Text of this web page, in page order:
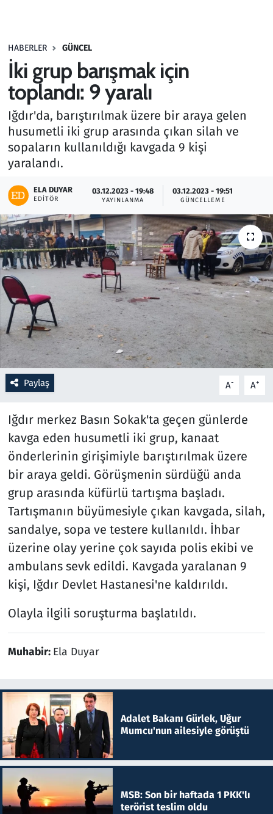
HABERLER GÜNCEL
İki grup barışmak için
toplandı: 9 yaralı
Iğdır'da, barıştırılmak üzere bir araya gelen
husumetli iki grup arasında çıkan silah ve
sopaların kullanıldığı kavgada 9 kişi
yaralandı.
ELA DUYAR
EDITÖR
03.12.2023 - 19:48
YAYINLANMA
03.12.2023 - 19:51
GÜNCELLEME
Paylaş A- A+
Iğdır merkez Basın Sokak'ta geçen günlerde
kavga eden husumetli iki grup, kanaat
önderlerinin girişimiyle barıştırılmak üzere
bir araya geldi. Görüşmenin sürdüğü anda
grup arasında küfürlü tartışma başladı.
Tartışmanın büyümesiyle çıkan kavgada, silah,
sandalye, sopa ve testere kullanıldı. İhbar
üzerine olay yerine çok sayıda polis ekibi ve
ambulans sevk edildi. Kavgada yaralanan 9
kişi, Iğdır Devlet Hastanesi'ne kaldırıldı.
Olayla ilgili soruşturma başlatıldı.
Muhabir: Ela Duyar
Adalet Bakanı Gürlek, Uğur
Mumcu'nun ailesiyle görüştü
MSB: Son bir haftada 1 PKK'lı
terörist teslim oldu
Haber
Kültür Sanat
Kurumsal Haberler
Lezzet Durağı
Oyun
Ramazan
Resmi İlanlar
Rüya Tabirleri
Sağlık
Savunma Sanayi
Seçim 2023
Spor
Teknoloji ve Bilim
Televizyon